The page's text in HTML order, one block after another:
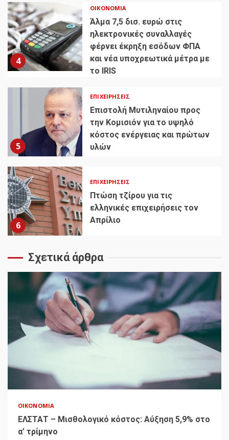
4
ΟΙΚΟΝΟΜΊΑ
Άλμα 7,5 δισ. ευρώ στις
ηλεκτρονικές συναλλαγές
φέρνει έκρηξη εσόδων ΦΠΑ
και νέα υποχρεωτικά μέτρα με
το IRIS
5
ΕΠΙΧΕΙΡΉΣΕΙΣ
Επιστολή Μυτιληναίου προς
την Κομισιόν για το υψηλό
κόστος ενέργειας και πρώτων
υλών
6
ΕΠΙΧΕΙΡΉΣΕΙΣ
Πτώση τζίρου για τις
ελληνικές επιχειρήσεις τον
Απρίλιο
Σχετικά άρθρα
ΟΙΚΟΝΟΜΊΑ
ΕΛΣΤΑΤ – Μισθολογικό κόστος: Αύξηση 5,9% στο
α’ τρίμηνο